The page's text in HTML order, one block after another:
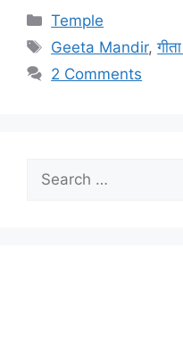
Categories
Temple
Tags
Geeta Mandir,
2 Comments
Search
for: